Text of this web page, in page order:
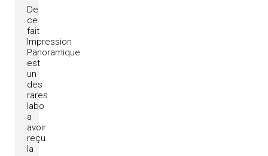
De
ce
fait
Impression
Panoramique
est
un
des
rares
labo
a
avoir
reçu
la